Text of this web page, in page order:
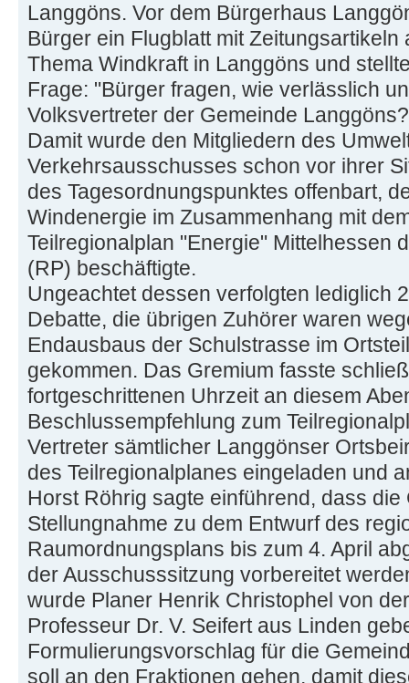
Langgöns. Vor dem Bürgerhaus
Bürger ein Flugblatt mit Zeitungsartikeln
Thema Windkraft in Langgöns und
Frage: "Bürger fragen, wie verlässlich
Volksvertreter der Gemeinde
Damit wurde den Mitgliedern des
Verkehrsausschusses schon vor ihrer
des Tagesordnungspunktes offenbart,
Windenergie im Zusammenhang mit
Teilregionalplan "Energie" Mittelhessen
(RP) beschäftigte.
Ungeachtet dessen verfolgten lediglich
Debatte, die übrigen Zuhörer waren
Endausbaus der Schulstrasse im
gekommen. Das Gremium fasste
fortgeschrittenen Uhrzeit an diesem
Beschlussempfehlung zum
Vertreter sämtlicher Langgönser
des Teilregionalplanes eingeladen und
Horst Röhrig sagte einführend, dass die
Stellungnahme zu dem Entwurf des
Raumordnungsplans bis zum 4. April
der Ausschusssitzung vorbereitet
wurde Planer Henrik Christophel von
Professeur Dr. V. Seifert aus Linden
Formulierungsvorschlag für die
soll an den Fraktionen gehen, damit